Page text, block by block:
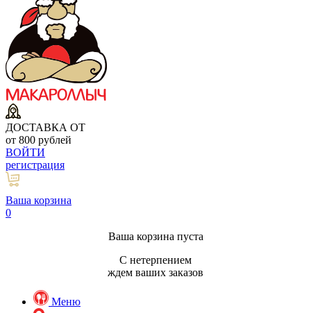
ДОСТАВКА ОТ
от 800 рублей
ВОЙТИ
регистрация
Ваша корзина
0
Ваша корзина пуста
С нетерпением
ждем ваших заказов
Меню